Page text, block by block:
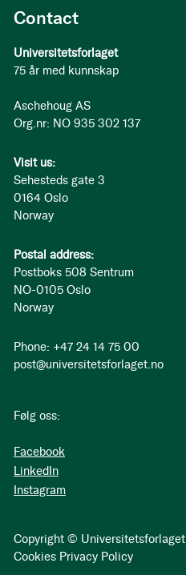
Contact
Universitetsforlaget
75 år med kunnskap
Aschehoug AS
Org.nr: NO 935 302 137
Visit us:
Sehesteds gate 3
0164 Oslo
Norway
Postal address:
Postboks 508 Sentrum
NO-0105 Oslo
Norway
Phone: +47 24 14 75 00
post@universitetsforlaget.no
Følg oss:
Facebook
LinkedIn
Instagram
Copyright © Universitetsforlaget
Cookies Privacy Policy